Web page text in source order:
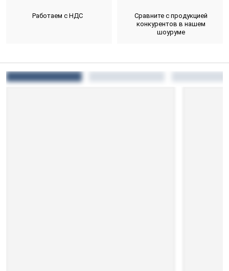
Работаем с НДС
Сравните с продукцией
конкурентов в нашем
шоуруме